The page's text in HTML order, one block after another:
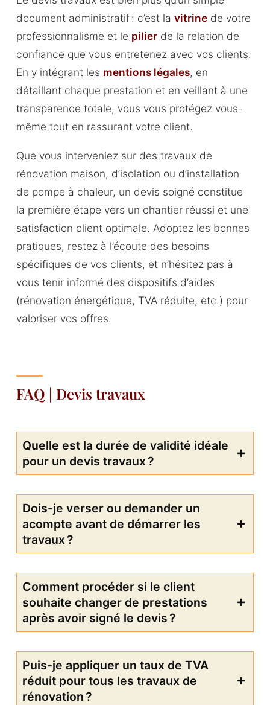
document administratif : c’est la vitrinede votre
professionnalisme et le pilierde la relation de
confiance que vous entretenez avec vos clients.
En y intégrant les mentions légales, en
détaillant chaque prestation et en veillant à une
transparence totale, vous vous protégez vous-
même tout en rassurant votre client.
Que vous interveniez sur des travaux de
rénovation maison, d’isolation ou d’installation
de pompe à chaleur, un devis soigné constitue
la première étape vers un chantier réussi et une
satisfaction client optimale. Adoptez les bonnes
pratiques, restez à l’écoute des besoins
spécifiques de vos clients, et n’hésitez pas à
vous tenir informé des dispositifs d’aides
(rénovation énergétique, TVA réduite, etc.) pour
valoriser vos offres.
FAQ | Devis travaux
Quelle est la durée de validité idéale
pour un devis travaux ?
Dois-je verser ou demander un
acompte avant de démarrer les
travaux ?
Comment procéder si le client
souhaite changer de prestations
après avoir signé le devis ?
Puis-je appliquer un taux de TVA
réduit pour tous les travaux de
rénovation ?